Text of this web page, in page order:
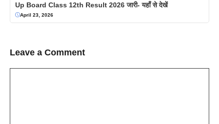
Up Board Class 12th Result 2026 जारी- यहाँ से देखें
April 23, 2026
Leave a Comment